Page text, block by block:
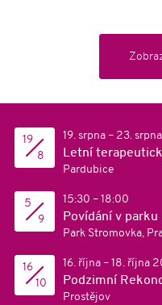
19
8
19. srpna – 23.
Letní
Pardubice
5
9
15:30 – 18:00
Povídání v parku
Park Stromovka,
16
10
16. října – 18. října
Podzimní
Prostějov